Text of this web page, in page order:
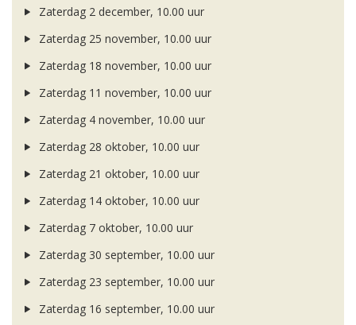
Zaterdag 2 december, 10.00 uur
Zaterdag 25 november, 10.00 uur
Zaterdag 18 november, 10.00 uur
Zaterdag 11 november, 10.00 uur
Zaterdag 4 november, 10.00 uur
Zaterdag 28 oktober, 10.00 uur
Zaterdag 21 oktober, 10.00 uur
Zaterdag 14 oktober, 10.00 uur
Zaterdag 7 oktober, 10.00 uur
Zaterdag 30 september, 10.00 uur
Zaterdag 23 september, 10.00 uur
Zaterdag 16 september, 10.00 uur